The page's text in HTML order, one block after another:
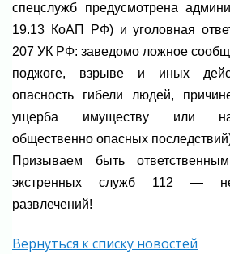
спецслужб предусмотрена
19.13 КоАП РФ) и уголовная
207 УК РФ: заведомо ложное
поджоге, взрыве и иных
опасность гибели людей,
ущерба имуществу или
общественно опасных
Призываем быть
экстренных служб 112 —
развлечений!
Вернуться к списку новостей